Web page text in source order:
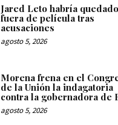
Jared Leto habría quedado
fuera de película tras
acusaciones
agosto 5, 2026
Morena frena en el
de la Unión la indagatoria
contra la gobernadora de
agosto 5, 2026